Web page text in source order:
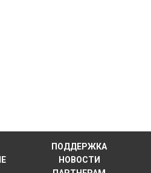
ПОДДЕРЖКА
НОВОСТИ